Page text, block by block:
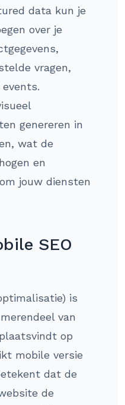
data kun je
over je
vragen,
genereren in
wat de
en
jouw diensten
SEO
is
van
op
mobile versie
dat de
de